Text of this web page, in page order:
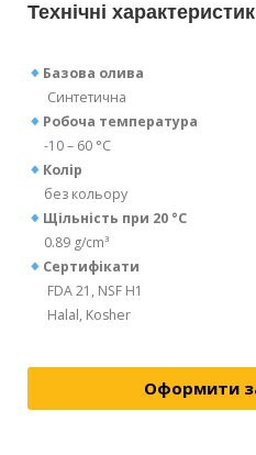
Технічні
Базова олива
Синтетична
Робоча температура
-10 – 60 °C
Колір
без кольору
Щільність при 20 °C
0.89 g/cm³
Сертифікати
FDA 21, NSF H1
Halal, Kosher
Оформити